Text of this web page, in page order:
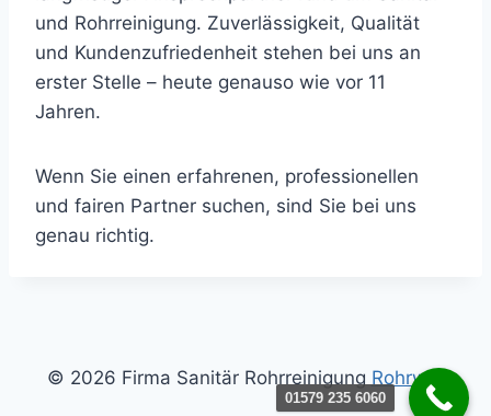
und Rohrreinigung. Zuverlässigkeit, Qualität
und Kundenzufriedenheit stehen bei uns an
erster Stelle – heute genauso wie vor 11
Jahren.
Wenn Sie einen erfahrenen, professionellen
und fairen Partner suchen, sind Sie bei uns
genau richtig.
© 2026 Firma Sanitär Rohrreinigung Rohrwilli
01579 235 6060